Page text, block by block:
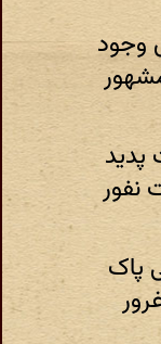
وجود
پدید
نفور
پاک